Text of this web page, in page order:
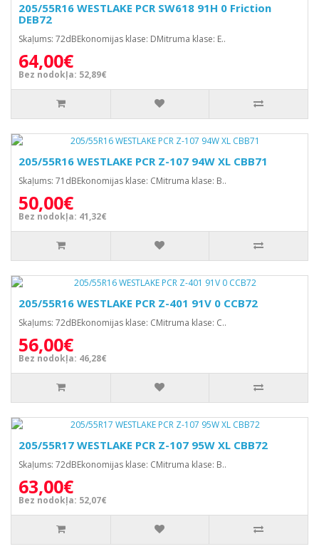
205/55R16 WESTLAKE PCR SW618 91H 0 Friction
DEB72
Skaļums: 72dBEkonomijas klase: DMitruma klase: E..
64,00€
Bez nodokļa: 52,89€
205/55R16 WESTLAKE PCR Z-107 94W XL CBB71
Skaļums: 71dBEkonomijas klase: CMitruma klase: B..
50,00€
Bez nodokļa: 41,32€
205/55R16 WESTLAKE PCR Z-401 91V 0 CCB72
Skaļums: 72dBEkonomijas klase: CMitruma klase: C..
56,00€
Bez nodokļa: 46,28€
205/55R17 WESTLAKE PCR Z-107 95W XL CBB72
Skaļums: 72dBEkonomijas klase: CMitruma klase: B..
63,00€
Bez nodokļa: 52,07€